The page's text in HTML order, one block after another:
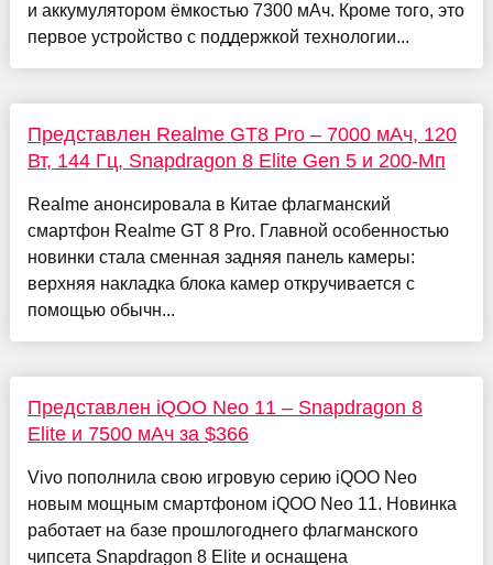
и аккумулятором ёмкостью 7300 мАч. Кроме того, это
первое устройство с поддержкой технологии...
Представлен Realme GT8 Pro – 7000 мАч, 120
Вт, 144 Гц, Snapdragon 8 Elite Gen 5 и 200-Мп
Realme анонсировала в Китае флагманский
смартфон Realme GT 8 Pro. Главной особенностью
новинки стала сменная задняя панель камеры:
верхняя накладка блока камер откручивается с
помощью обычн...
Представлен iQOO Neo 11 – Snapdragon 8
Elite и 7500 мАч за $366
Vivo пополнила свою игровую серию iQOO Neo
новым мощным смартфоном iQOO Neo 11. Новинка
работает на базе прошлогоднего флагманского
чипсета Snapdragon 8 Elite и оснащена